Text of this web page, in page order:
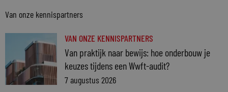
Van onze kennispartners
VAN ONZE KENNISPARTNERS
Van praktijk naar bewijs: hoe onderbouw je
keuzes tijdens een Wwft-audit?
7 augustus 2026